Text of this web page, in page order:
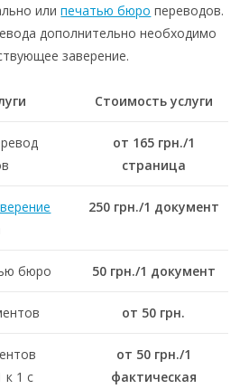
илипечатью бюро переводов.
дополнительно необходимо
заверение.
Стоимость услуги
от 165 грн./1
страница
250 грн./1 документ
бюро 50 грн./1 документ
от 50 грн.
к 1 с
от 50 грн./1
фактическая